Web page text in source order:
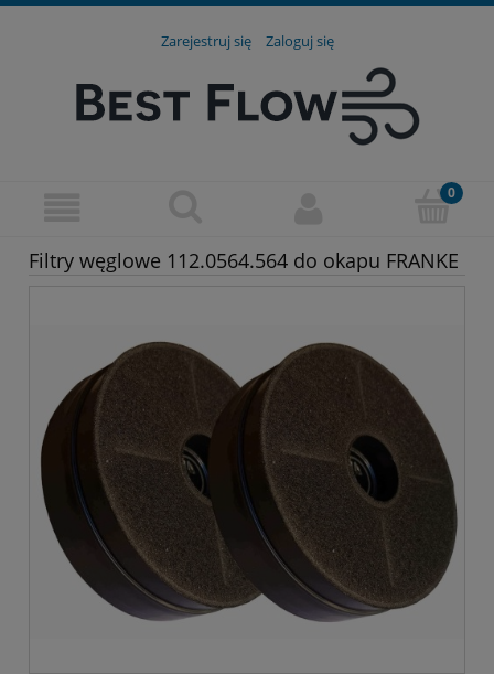
Zarejestruj się Zaloguj się
Filtry węglowe 112.0564.564 do okapu FRANKE